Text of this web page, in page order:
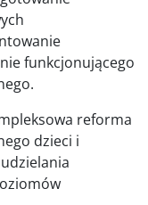
funkcjonującego
reforma
dzieci i